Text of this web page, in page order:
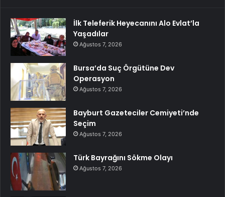
İlk Teleferik Heyecanını Alo Evlat’la
Yaşadılar
Ağustos 7, 2026
Bursa’da Suç Örgütüne Dev
Operasyon
Ağustos 7, 2026
Bayburt Gazeteciler Cemiyeti’nde
Seçim
Ağustos 7, 2026
Türk Bayrağını Sökme Olayı
Ağustos 7, 2026